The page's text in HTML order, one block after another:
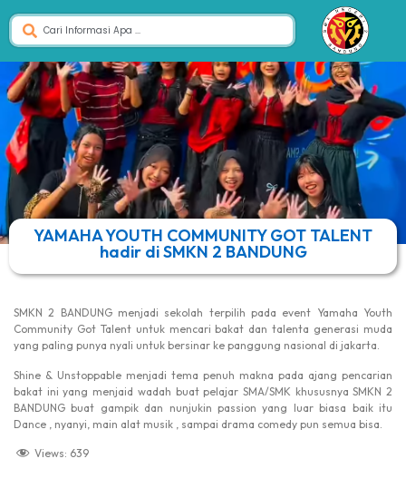
YAMAHA YOUTH COMMUNITY GOT TALENT
hadir di SMKN 2 BANDUNG
SMKN 2 BANDUNG menjadi sekolah terpilih pada event Yamaha Youth
Community Got Talent untuk mencari bakat dan talenta generasi muda
yang paling punya nyali untuk bersinar ke panggung nasional di jakarta.
Shine & Unstoppable menjadi tema penuh makna pada ajang pencarian
bakat ini yang menjaid wadah buat pelajar SMA/SMK khususnya SMKN 2
BANDUNG buat gampik dan nunjukin passion yang luar biasa baik itu
Dance , nyanyi, main alat musik , sampai drama comedy pun semua bisa.
Views: 639